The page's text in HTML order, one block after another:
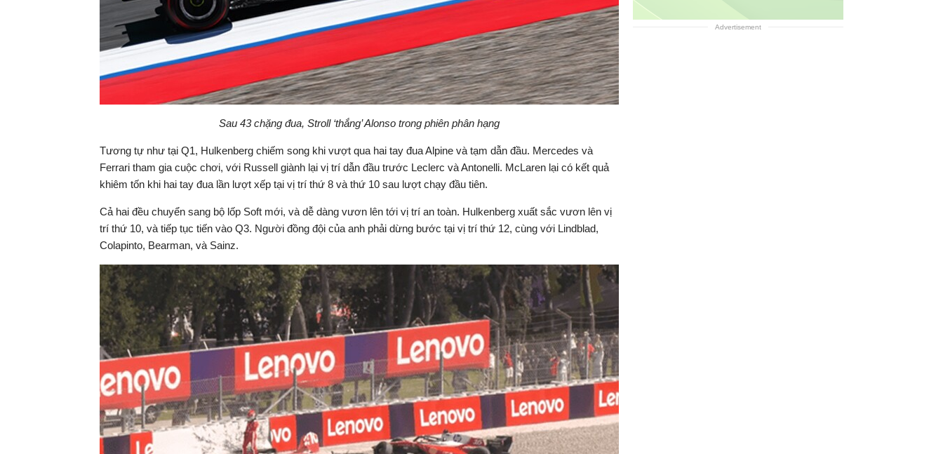
Sau 43 chặng đua, Stroll ‘thắng’ Alonso trong phiên phân hạng
Tương tự như tại Q1, Hulkenberg chiếm song khi vượt qua hai tay đua Alpine và tạm dẫn đầu. Mercedes và
Ferrari tham gia cuộc chơi, với Russell giành lại vị trí dẫn đầu trước Leclerc và Antonelli. McLaren lại có kết quả
khiêm tốn khi hai tay đua lần lượt xếp tại vị trí thứ 8 và thứ 10 sau lượt chạy đầu tiên.
Cả hai đều chuyển sang bộ lốp Soft mới, và dễ dàng vươn lên tới vị trí an toàn. Hulkenberg xuất sắc vươn lên vị
trí thứ 10, và tiếp tục tiến vào Q3. Người đồng đội của anh phải dừng bước tại vị trí thứ 12, cùng với Lindblad,
Colapinto, Bearman, và Sainz.
Advertisement